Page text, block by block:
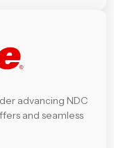
advancing NDC
and seamless